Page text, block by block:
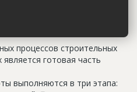
процессов строительных
готовая часть
выполняются в три этапа: